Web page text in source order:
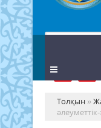
Толқын »